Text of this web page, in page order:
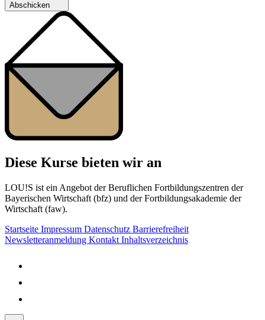
Abschicken
Diese Kurse bieten wir an
LOU!S ist ein Angebot der Beruflichen Fortbildungszentren der
Bayerischen Wirtschaft (bfz) und der Fortbildungsakademie der
Wirtschaft (faw).
Startseite Impressum Datenschutz Barrierefreiheit
Newsletteranmeldung Kontakt Inhaltsverzeichnis